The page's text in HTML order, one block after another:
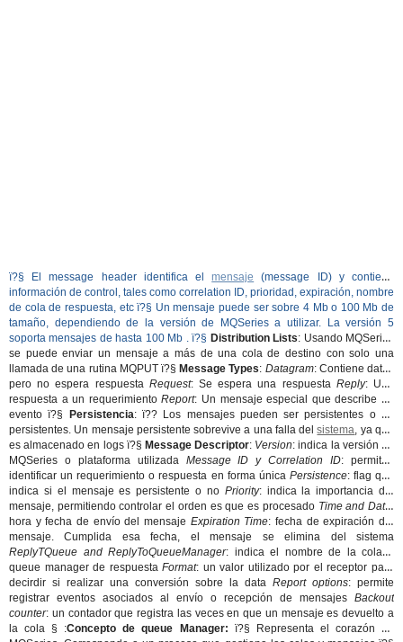
ï?§ El message header identifica elmensaje (message ID) y contiene
información de control, tales como correlation ID, prioridad, expiración, nombre
de cola de respuesta, etc ï?§ Un mensaje puede ser sobre 4 Mb o 100 Mb de
tamaño, dependiendo de la versión de MQSeries a utilizar. La versión 5
soporta mensajes de hasta 100 Mb . ï?§ Distribution Lists: Usando MQSeries
se puede enviar un mensaje a más de una cola de destino con solo una
llamada de una rutina MQPUT ï?§ Message Types: Datagram: Contiene datos
pero no espera respuesta Request: Se espera una respuesta Reply: Una
respuesta a un requerimientoReport: Un mensaje especial que describe un
evento ï?§
Persistencia: ï?? Los mensajes pueden ser persistentes o no
persistentes. Un mensaje persistente sobrevive a una falla delsistema, ya que
es almacenado en logs ï?§ Message Descriptor: Version: indica la versión de
MQSeries o plataforma utilizada Message ID y Correlation ID: permiten
identificar un requerimiento o respuesta en forma única Persistence: flag que
indica si el mensaje es persistente o no Priority: indica la importancia del
mensaje, permitiendo controlar el orden es que es procesado Time and Date :
hora y fecha de envío del mensaje Expiration Time: fecha de expiración del
mensaje. Cumplida esa fecha, el mensaje se elimina del sistema
ReplyTQueue and ReplyToQueueManager: indica el nombre de la cola y
queue manager de respuestaFormat: un valor utilizado por el receptor para
decirdir si realizar una conversión sobre la data Report options: permite
registrar eventos asociados al envío o recepción de mensajes Backout
counter: un contador que registra las veces en que un mensaje es devuelto a
la cola § :Concepto de queue Manager: ï?§ Representa el corazón de